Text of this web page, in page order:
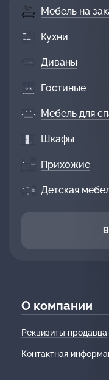
Мебель на
Кухни
Диваны
Гостиные
Мебель для
Шкафы
Прихожие
Детская
О компании
Реквизиты продавца
Контактная